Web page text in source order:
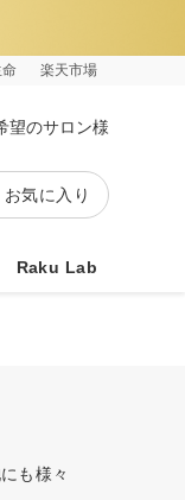
楽天市場
望のサロン様
お気に入り
Raku Lab
も様々